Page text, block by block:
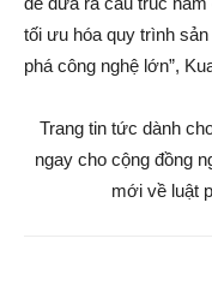
tối ưu hóa quy trình
phá công nghệ lớn”,
Trang tin tức dành
ngay cho cộng đồng
mới về luật